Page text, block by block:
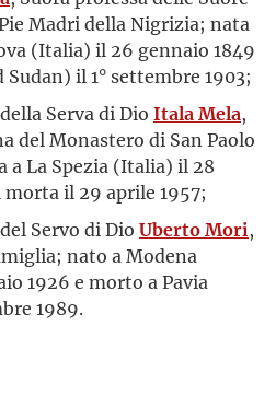
Madri della Nigrizia; nata
(Italia) il 26 gennaio 1849
il 1° settembre 1903;
della Serva di Dio Itala Mela,
del Monastero di San Paolo
a La Spezia (Italia) il 28
morta il 29 aprile 1957;
del Servo di Dio Uberto Mori,
nato a Modena
1926 e morto a Pavia
1989.